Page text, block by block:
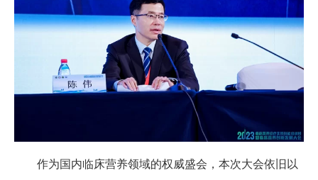
作为国内临床营养领域的权威盛会，本次大会依旧以